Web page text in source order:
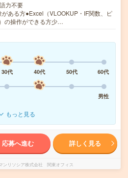
力不要
ある方●Excel（VLOOKUP・IF関数、ピ
の操作ができる方少…
30代 40代 50代
60代
男性
もっと見る
応募へ進む 詳しく見る
ンリソシア株式会社 関東オフィス